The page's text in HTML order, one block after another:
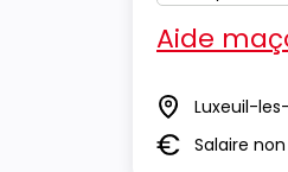
Aide
Lieu Luxeuil-
SalaireSalaire